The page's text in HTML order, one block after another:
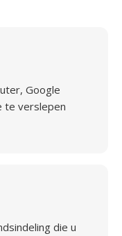
Google
te verslepen
die u